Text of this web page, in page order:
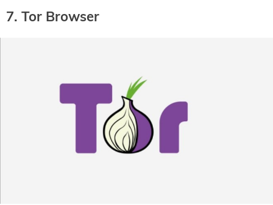
7. Tor Browser